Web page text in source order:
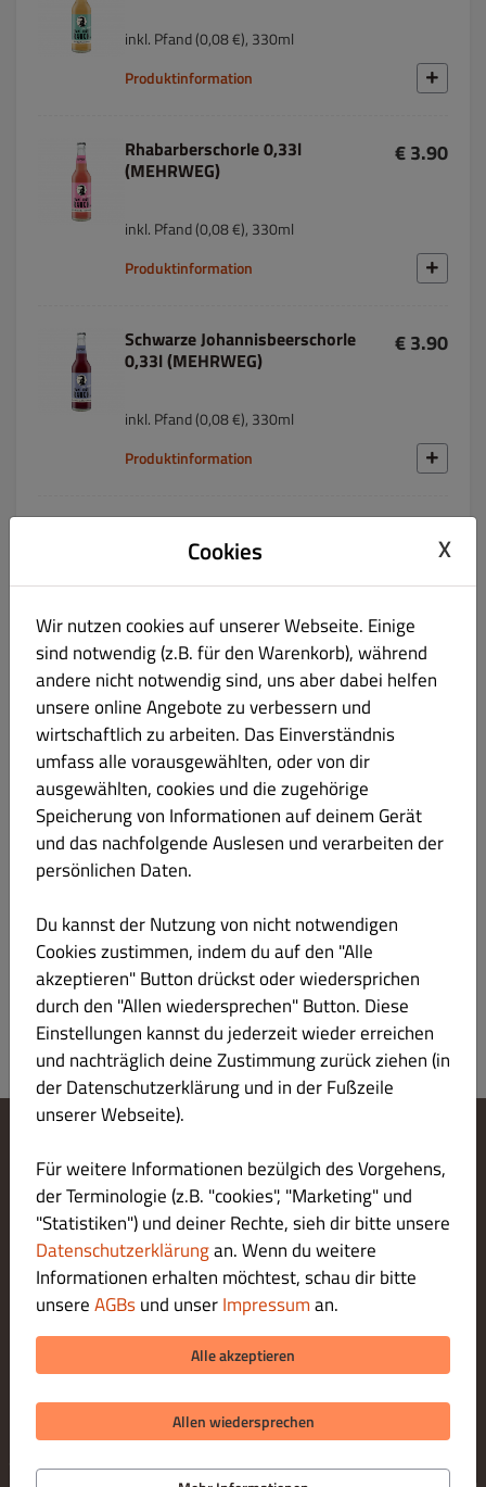
inkl. Pfand (0,08 €), 330ml
Produktinformation
Rhabarberschorle 0,33l
(MEHRWEG)
€ 3.90
inkl. Pfand (0,08 €), 330ml
Produktinformation
Schwarze Johannisbeerschorle
0,33l (MEHRWEG)
€ 3.90
inkl. Pfand (0,08 €), 330ml
Produktinformation
inkl. Pfand (0,08 €), 330ml
Produktinformation
Solarlimo Orange 0,33l (MEHRWEG)
inkl. Pfand (0,08 €), 330ml
Produktinformation
Jever Fun 0,33l (MEHRWEG)
0.330 l, alkoholfrei
Produktinformation
Cookie-Einstellungen ändern
Kontaktiere uns
Datenschutzerklärung
Allgemeine Geschäftsbedingungen
Impressum
LIEFERUNG ZAHLUNGSARTEN
ZAHLUNGSARTEN BEI ABHOLUNG
© 2026 Be Low
Cookies X
Wir nutzen cookies auf unserer Webseite. Einige
sind notwendig (z.B. für den Warenkorb), während
andere nicht notwendig sind, uns aber dabei helfen
unsere online Angebote zu verbessern und
wirtschaftlich zu arbeiten. Das Einverständnis
umfass alle vorausgewählten, oder von dir
ausgewählten, cookies und die zugehörige
Speicherung von Informationen auf deinem Gerät
und das nachfolgende Auslesen und verarbeiten der
persönlichen Daten.
Du kannst der Nutzung von nicht notwendigen
Cookies zustimmen, indem du auf den "Alle
akzeptieren" Button drückst oder wiedersprichen
durch den "Allen wiedersprechen" Button. Diese
Einstellungen kannst du jederzeit wieder erreichen
und nachträglich deine Zustimmung zurück ziehen (in
der Datenschutzerklärung und in der Fußzeile
unserer Webseite).
Für weitere Informationen bezülgich des Vorgehens,
der Terminologie (z.B. "cookies", "Marketing" und
"Statistiken") und deiner Rechte, sieh dir bitte unsere
Datenschutzerklärungan. Wenn du weitere
Informationen erhalten möchtest, schau dir bitte
unsereAGBsund unserImpressuman.
Alle akzeptieren
Allen wiedersprechen